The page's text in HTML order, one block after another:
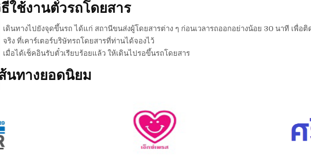
ใช้งานตั๋วรถโดยสาร
เดินทางไปยังจุดขึ้นรถ ได้แก่ สถานีขนส่งผู้โดยสารต่าง ๆ ก่อนเวลารถออกอย่างน้อย 30 นาที เพื่อ
จริง ที่เคาร์เตอร์บริษัทรถโดยสารที่ท่านได้จองไว้
เมื่อได้เช็คอินรับตั๋วเรียบร้อยแล้ว ให้เดินไปรอขึ้นรถโดยสาร
นทางยอดนิยม